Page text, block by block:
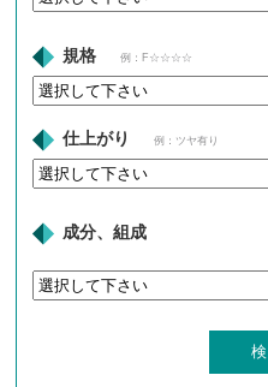
規格 例：F☆☆☆☆
仕上がり 例：ツヤ有り
成分、組成